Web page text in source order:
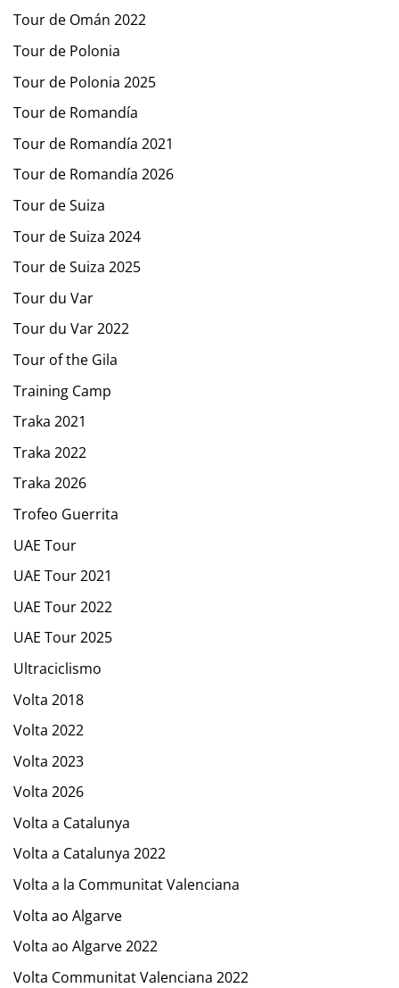
Tour de Omán 2022
Tour de Polonia
Tour de Polonia 2025
Tour de Romandía
Tour de Romandía 2021
Tour de Romandía 2026
Tour de Suiza
Tour de Suiza 2024
Tour de Suiza 2025
Tour du Var
Tour du Var 2022
Tour of the Gila
Training Camp
Traka 2021
Traka 2022
Traka 2026
Trofeo Guerrita
UAE Tour
UAE Tour 2021
UAE Tour 2022
UAE Tour 2025
Ultraciclismo
Volta 2018
Volta 2022
Volta 2023
Volta 2026
Volta a Catalunya
Volta a Catalunya 2022
Volta a la Communitat Valenciana
Volta ao Algarve
Volta ao Algarve 2022
Volta Communitat Valenciana 2022